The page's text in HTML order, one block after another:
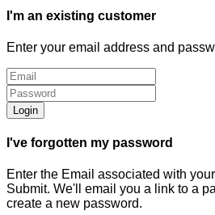
I'm an existing customer
Enter your email address and
Login
I've forgotten my password
Enter the Email associated with
Submit. We'll email you a link to a
create a new password.